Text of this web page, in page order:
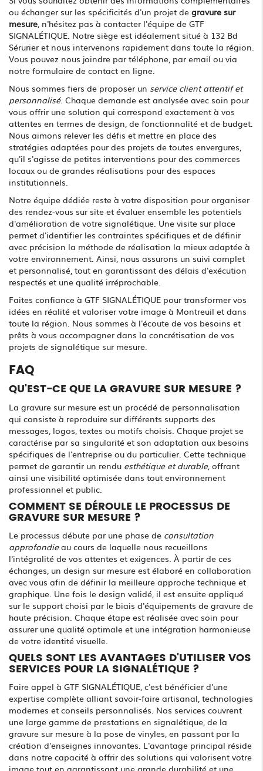
ou échanger sur les spécificités d'un projet de gravure sur
mesure, n'hésitez pas à contacter l'équipe de GTF
SIGNALÉTIQUE. Notre siège est idéalement situé à 132 Bd
Sérurier et nous intervenons rapidement dans toute la région.
Vous pouvez nous joindre par téléphone, par email ou via
notre formulaire de contact en ligne.
Nous sommes fiers de proposer un service client attentif et
personnalisé. Chaque demande est analysée avec soin pour
vous offrir une solution qui correspond exactement à vos
attentes en termes de design, de fonctionnalité et de budget.
Nous aimons relever les défis et mettre en place des
stratégies adaptées pour des projets de toutes envergures,
qu'il s'agisse de petites interventions pour des commerces
locaux ou de grandes réalisations pour des espaces
institutionnels.
Notre équipe dédiée reste à votre disposition pour organiser
des rendez-vous sur site et évaluer ensemble les potentiels
d'amélioration de votre signalétique. Une visite sur place
permet d'identifier les contraintes spécifiques et de définir
avec précision la méthode de réalisation la mieux adaptée à
votre environnement. Ainsi, nous assurons un suivi complet
et personnalisé, tout en garantissant des délais d'exécution
respectés et une qualité irréprochable.
Faites confiance à GTF SIGNALÉTIQUE pour transformer vos
idées en réalité et valoriser votre image à Montreuil et dans
toute la région. Nous sommes à l'écoute de vos besoins et
prêts à vous accompagner dans la concrétisation de vos
projets de signalétique sur mesure.
FAQ
QU'EST-CE QUE LA GRAVURE SUR MESURE ?
La gravure sur mesure est un procédé de personnalisation
qui consiste à reproduire sur différents supports des
messages, logos, textes ou motifs choisis. Chaque projet se
caractérise par sa singularité et son adaptation aux besoins
spécifiques de l'entreprise ou du particulier. Cette technique
permet de garantir un rendu esthétique et durable, offrant
ainsi une visibilité optimisée dans tout environnement
professionnel et public.
COMMENT SE DÉROULE LE PROCESSUS DE
GRAVURE SUR MESURE ?
Le processus débute par une phase de consultation
approfondieau cours de laquelle nous recueillons
l'intégralité de vos attentes et exigences. À partir de ces
échanges, un design sur mesure est élaboré en collaboration
avec vous afin de définir la meilleure approche technique et
graphique. Une fois le design validé, il est ensuite appliqué
sur le support choisi par le biais d'équipements de gravure de
haute précision. Chaque étape est réalisée avec soin pour
assurer une qualité optimale et une intégration harmonieuse
de votre identité visuelle.
QUELS SONT LES AVANTAGES D'UTILISER VOS
SERVICES POUR LA SIGNALÉTIQUE ?
Faire appel à GTF SIGNALÉTIQUE, c'est bénéficier d'une
expertise complète alliant savoir-faire artisanal, technologies
modernes et conseils personnalisés. Nos services couvrent
une large gamme de prestations en signalétique, de la
gravure sur mesure à la pose de vinyles, en passant par la
création d'enseignes innovantes. L'avantage principal réside
dans notre capacité à offrir des solutions qui valorisent votre